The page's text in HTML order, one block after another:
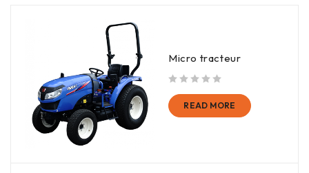
Micro tracteur
READ MORE